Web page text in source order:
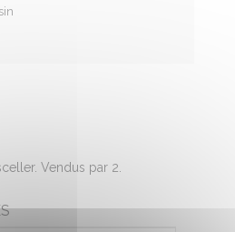
Vendus par 2.